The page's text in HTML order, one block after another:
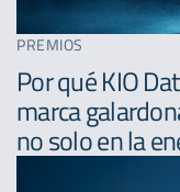
PREMIOS
Por qué KIO
marca
no solo en la